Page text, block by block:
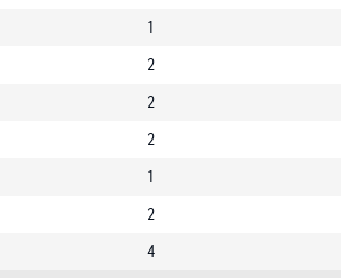
1
2
2
2
1
2
4